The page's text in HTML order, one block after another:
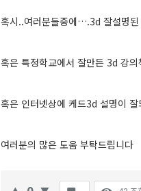
혹시..여러분들중에….3d 잘설명
혹은 특정학교에서 잘만든 3d 강
혹은 인터넷상에 케드3d 설명이
여러분의 많은 도움 부탁드립니다